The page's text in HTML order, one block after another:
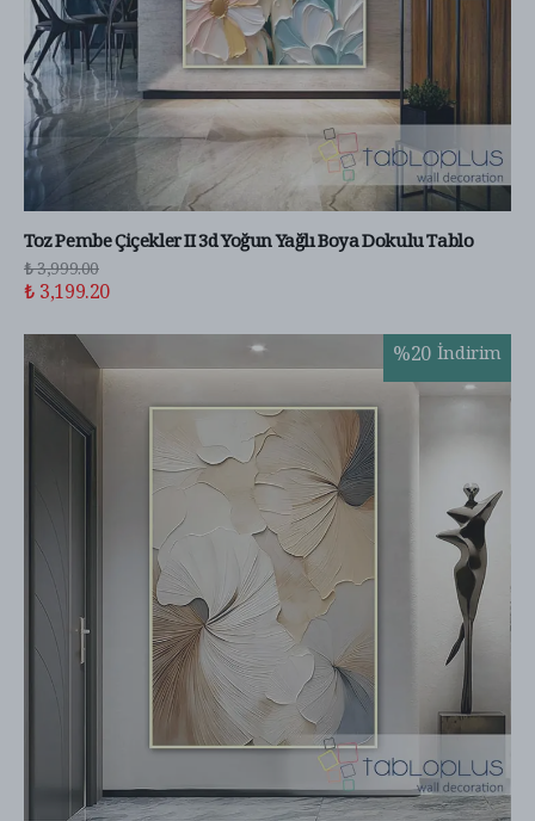
Toz Pembe Çiçekler II 3d Yoğun Yağlı Boya Dokulu Tablo
₺ 3,999.00
₺ 3,199.20
%20 İndirim